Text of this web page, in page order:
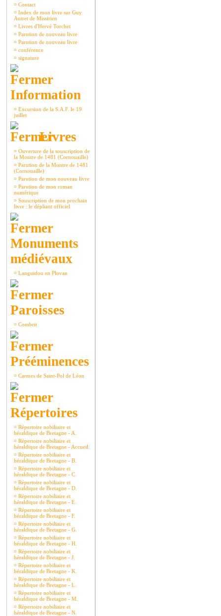
¤ Contact
¤ Index de mon livre sur Guy
Autret de Missirien
¤ Livres d'Hervé Torchet
¤ Parution de nouveau livre
¤ Parution de nouveau livre
¤ conférence
¤ signature
Information
¤ Excursion de la S.A.F. le 19
juillet
Livres
¤ Ouverture de la souscription de
la Montre de 1481 (Cornouaille)
¤ Parution de la Montre de 1481
(Cornouaille)
¤ Parution de mon nouveau livre
¤ Parution de mon roman
numérique
¤ Souscription de mon prochain
livre : le dépliant officiel
Monuments
médiévaux
¤ Languidou en Plovan
Paroisses
¤ Combrit
Prééminences
¤ Carmes de Saint-Pol de Léon
Répertoires
¤ Répertoire nobiliaire et
héraldique de Bretagne - A.
¤ Répertoire nobiliaire et
héraldique de Bretagne - Accueil.
¤ Répertoire nobiliaire et
héraldique de Bretagne - B.
¤ Répertoire nobiliaire et
héraldique de Bretagne - C.
¤ Répertoire nobiliaire et
héraldique de Bretagne - D.
¤ Répertoire nobiliaire et
héraldique de Bretagne - E.
¤ Répertoire nobiliaire et
héraldique de Bretagne - F.
¤ Répertoire nobiliaire et
héraldique de Bretagne - G.
¤ Répertoire nobiliaire et
héraldique de Bretagne - H.
¤ Répertoire nobiliaire et
héraldique de Bretagne - J.
¤ Répertoire nobiliaire et
héraldique de Bretagne - K.
¤ Répertoire nobiliaire et
héraldique de Bretagne - L.
¤ Répertoire nobiliaire et
héraldique de Bretagne - M.
¤ Répertoire nobiliaire et
héraldique de Bretagne - N.